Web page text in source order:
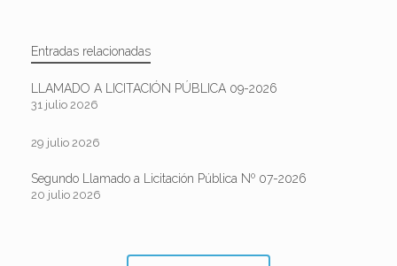
Entradas relacionadas
LLAMADO A LICITACIÓN PÚBLICA 09-2026
31 julio 2026
29 julio 2026
Segundo Llamado a Licitación Pública Nº 07-2026
20 julio 2026